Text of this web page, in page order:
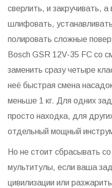
сверлить, и закручивать,
шлифовать,
полировать сложные
Bosch GSR 12V-35 FC со
заменить сразу четыре
неё быстрая смена
меньше 1 кг. Для одних
просто находка, для
отдельный мощный
Но не стоит сбрасывать со
мультитулы, если ваша
цивилизации или